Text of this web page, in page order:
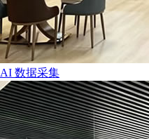
AI 数据采集